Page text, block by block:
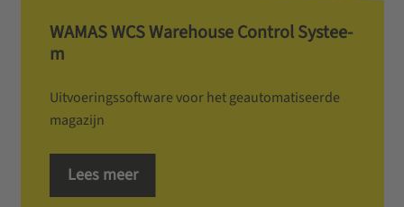
W­A­M­A­S­ ­W­C­S­ ­W­a­r­e­h­o­u­s­e­ ­C­o­n­t­r­o­l­ ­S­y­s­t­e­e­
m
Uitvoeringssoftware voor het geautomatiseerde
magazijn
Lees meer